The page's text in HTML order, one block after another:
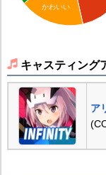
かわいい
キャスティング
ア